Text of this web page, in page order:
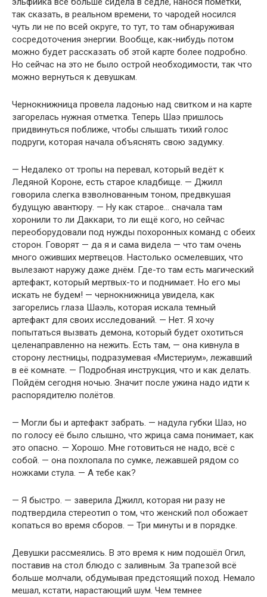
так сказать, в реальном времени, то чародей носился
чуть ли не по всей округе, то тут, то там обнаруживая
сосредоточения энергии. Вообще, как-нибудь потом
можно будет рассказать об этой карте более подробно.
Но сейчас на это не было острой необходимости, так что
можно вернуться к девушкам.
Чернокнижница провела ладонью над свитком и на карте
загорелась нужная отметка. Теперь Шаэ пришлось
придвинуться поближе, чтобы слышать тихий голос
подруги, которая начала объяснять свою задумку.
— Недалеко от тропы на перевал, который ведёт к
Ледяной Короне, есть старое кладбище. — Джилл
говорила слегка взволнованным тоном, предвкушая
будущую авантюру. — Ну как старое… сначала там
хоронили то ли Даккари, то ли ещё кого, но сейчас
переоборудовали под нужды похоронных команд с обеих
сторон. Говорят — да я и сама видела — что там очень
много оживших мертвецов. Настолько осмелевших, что
вылезают наружу даже днём. Где-то там есть магический
артефакт, который мертвых-то и поднимает. Но его мы
искать не будем! — чернокнижница увидела, как
загорелись глаза Шаэль, которая искала темный
артефакт для своих исследований. — Нет. Я хочу
попытаться вызвать демона, который будет охотиться
целенаправленно на нежить. Есть там, — она кивнула в
сторону лестницы, подразумевая «Мистериум», лежавший
в её комнате. — Подробная инструкция, что и как делать.
Пойдём сегодня ночью. Значит после ужина надо идти к
распорядителю полётов.
— Могли бы и артефакт забрать. — надула губки Шаэ, но
по голосу её было слышно, что жрица сама понимает, как
это опасно. — Хорошо. Мне готовиться не надо, всё с
собой. — она похлопала по сумке, лежавшей рядом со
ножками стула. — А тебе как?
— Я быстро. — заверила Джилл, которая ни разу не
подтвердила стереотип о том, что женский пол обожает
копаться во время сборов. — Три минуты и в порядке.
Девушки рассмеялись. В это время к ним подошёл Огил,
поставив на стол блюдо с заливным. За трапезой всё
больше молчали, обдумывая предстоящий поход. Немало
мешал, кстати, нарастающий шум. Чем темнее